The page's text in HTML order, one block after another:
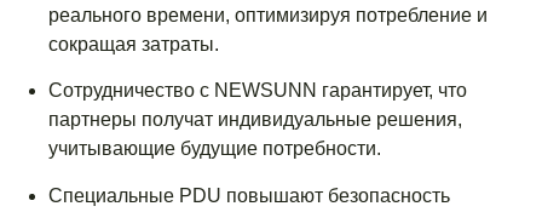
реального времени, оптимизируя потребление и
сокращая затраты.
Сотрудничество с NEWSUNN гарантирует, что
партнеры получат индивидуальные решения,
учитывающие будущие потребности.
Специальные PDU повышают безопасность